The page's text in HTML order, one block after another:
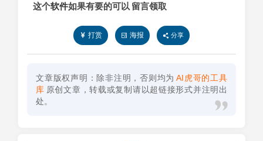
这个软件如果有要的可以 留言领取
打赏 海报 分享
文章版权声明：除非注明，否则均为 AI虎哥的工具
库 原创文章，转载或复制请以超链接形式并注明出
处。